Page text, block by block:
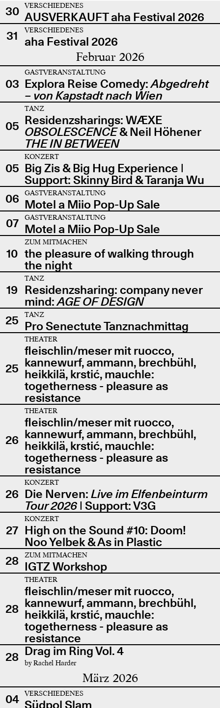
30
VERSCHIEDENES
AUSVERKAUFT aha Festival 2026
31
VERSCHIEDENES
aha Festival 2026
Februar 2026
03
GASTVERANSTALTUNG
Explora Reise Comedy:Abgedreht
– von Kapstadt nach Wien
05
TANZ
Residenzsharings: WÆXE
OBSOLESCENCE& Neil Höhener
THE IN BETWEEN
05
KONZERT
Big Zis & Big Hug Experience |
Support: Skinny Bird & Taranja Wu
06
GASTVERANSTALTUNG
Motel a Miio Pop-Up Sale
07
GASTVERANSTALTUNG
Motel a Miio Pop-Up Sale
10
ZUM MITMACHEN
the pleasure of walking through
the night
19
TANZ
Residenzsharing: company never
mind:AGE OF DESIGN
25
TANZ
Pro Senectute Tanznachmittag
25
THEATER
fleischlin/meser mit ruocco,
kannewurf, ammann, brechbühl,
heikkilä, krstić, mauchle:
togetherness - pleasure as
resistance
26
THEATER
fleischlin/meser mit ruocco,
kannewurf, ammann, brechbühl,
heikkilä, krstić, mauchle:
togetherness - pleasure as
resistance
26
KONZERT
Die Nerven: Live im Elfenbeinturm
Tour 2026| Support: V3G
27
KONZERT
High on the Sound #10: Doom!
Noo Yelbek & As in Plastic
28
ZUM MITMACHEN
IGTZ Workshop
28
THEATER
fleischlin/meser mit ruocco,
kannewurf, ammann, brechbühl,
heikkilä, krstić, mauchle:
togetherness - pleasure as
resistance
28 Drag im Ring Vol. 4
by Rachel Harder
März 2026
04 VERSCHIEDENES
Südpol Slam